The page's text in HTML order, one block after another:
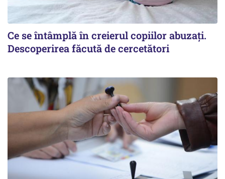
Ce se întâmplă în creierul copiilor abuzați.
Descoperirea făcută de cercetători